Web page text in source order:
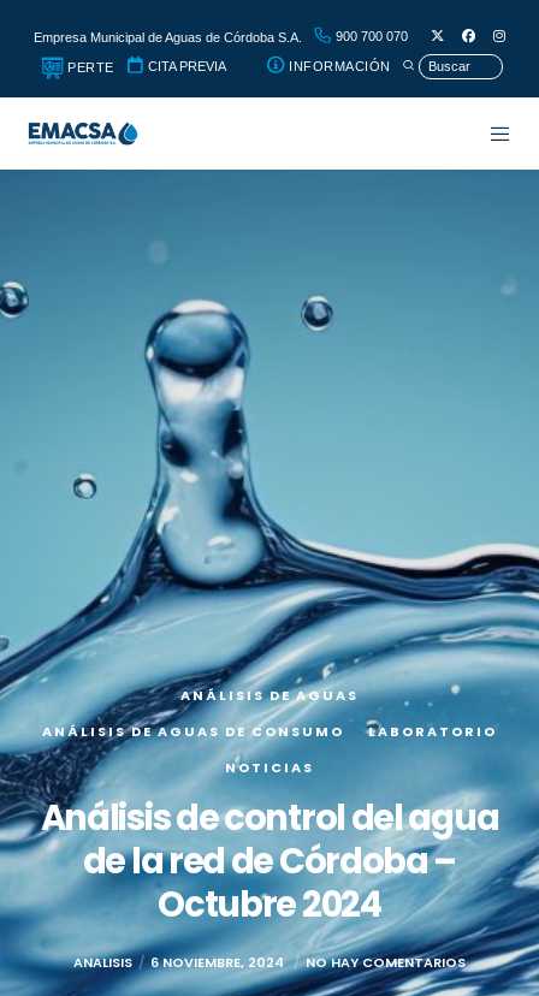
Empresa Municipal de Aguas de Córdoba S.A. 900 700 070
PERTE CITA PREVIA INFORMACIÓN
ANÁLISIS DE AGUAS
ANÁLISIS DE AGUAS DE CONSUMO
LABORATORIO
NOTICIAS
Análisis de control del agua
de la red de Córdoba –
Octubre 2024
ANALISIS 6 NOVIEMBRE, 2024 NO HAY COMENTARIOS